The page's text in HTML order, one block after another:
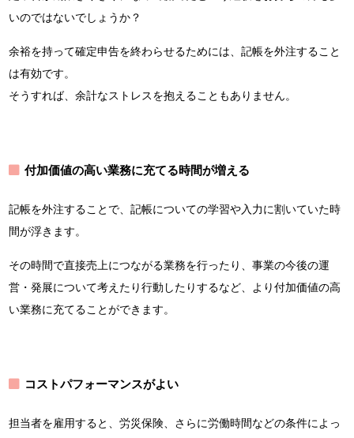
いのではないでしょうか？
余裕を持って確定申告を終わらせるためには、記帳を外注すること
は有効です。
そうすれば、余計なストレスを抱えることもありません。
付加価値の高い業務に充てる時間が増える
記帳を外注することで、記帳についての学習や入力に割いていた時
間が浮きます。
その時間で直接売上につながる業務を行ったり、事業の今後の運
営・発展について考えたり行動したりするなど、より付加価値の高
い業務に充てることができます。
コストパフォーマンスがよい
担当者を雇用すると、労災保険、さらに労働時間などの条件によっ